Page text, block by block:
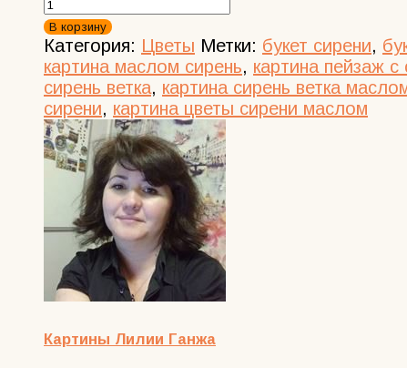
товара
Картина
букет
сирени
цветы
маслом
на
холсте
В корзину
Категория: Цветы Метки: букет сирени,
картина маслом сирень, картина пейзаж
сирень ветка, картина сирень ветка
сирени, картина цветы сирени маслом
Картины Лилии Ганжа